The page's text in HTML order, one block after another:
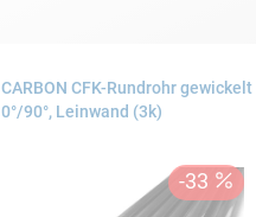
CARBON CFK-Rundrohr gewickelt
0°/90°, Leinwand (3k)